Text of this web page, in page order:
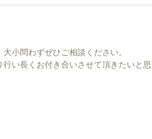
小問わずぜひご相談ください。
い長くお付き合いさせて頂きたいと思